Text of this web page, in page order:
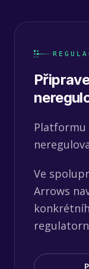
Platformu
Ve
Arrows